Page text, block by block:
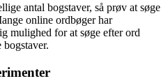
antal bogstaver, så prøv at søge
online ordbøger har
mulighed for at søge efter ord
bogstaver.